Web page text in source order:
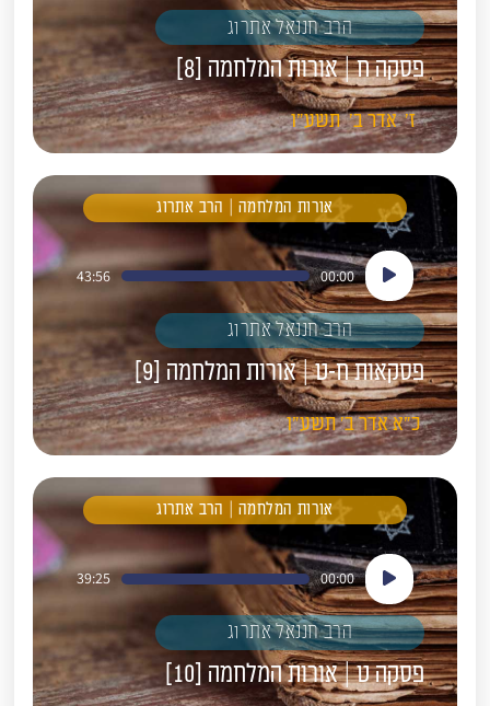
הרב חננאל אתרוג
פסקה ח | אורות המלחמה [8]
ז' אדר ב' תשע"ו
אורות המלחמה | הרב אתרוג
נגן
אודיו
00:00
43:56
הרב חננאל אתרוג
פסקאות ח-ט | אורות המלחמה [9]
כ"אאדר ב'תשע"ו
אורות המלחמה | הרב אתרוג
נגן
אודיו
00:00
39:25
הרב חננאל אתרוג
פסקה ט | אורות המלחמה [10]